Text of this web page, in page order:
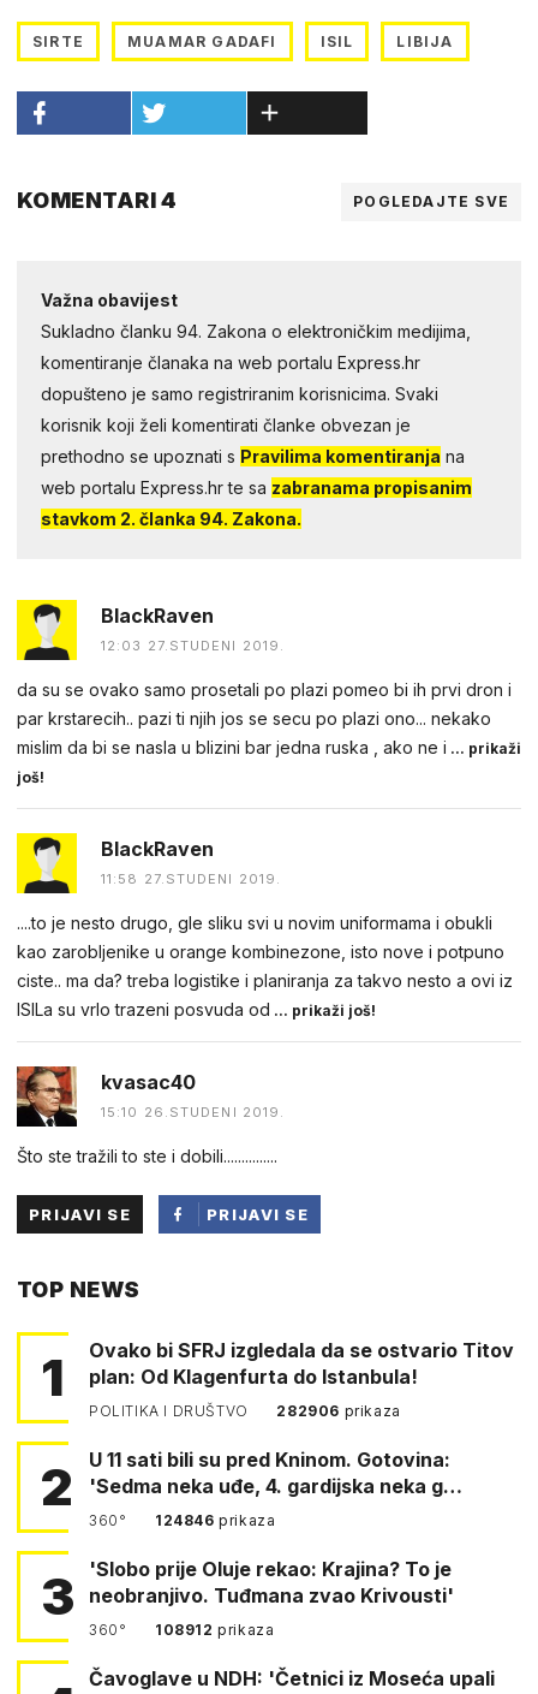
SIRTE MUAMAR GADAFI ISIL LIBIJA
KOMENTARI 4 POGLEDAJTE SVE
Važna obavijest
Sukladno članku 94. Zakona o elektroničkim medijima,
komentiranje članaka na web portalu Express.hr
dopušteno je samo registriranim korisnicima. Svaki
korisnik koji želi komentirati članke obvezan je
prethodno se upoznati s Pravilima komentiranja na
web portalu Express.hr te sa zabranama propisanim
stavkom 2. članka 94. Zakona.
BlackRaven
12:03 27.STUDENI 2019.
da su se ovako samo prosetali po plazi pomeo bi ih prvi dron i
par krstarecih.. pazi ti njih jos se secu po plazi ono... nekako
mislim da bi se nasla u blizini bar jedna ruska , ako ne i ... prikaži
još!
BlackRaven
11:58 27.STUDENI 2019.
....to je nesto drugo, gle sliku svi u novim uniformama i obukli
kao zarobljenike u orange kombinezone, isto nove i potpuno
ciste.. ma da? treba logistike i planiranja za takvo nesto a ovi iz
ISILa su vrlo trazeni posvuda od ... prikaži još!
kvasac40
15:10 26.STUDENI 2019.
Što ste tražili to ste i dobili...............
PRIJAVI SE
PRIJAVI SE
TOP NEWS
1
Ovako bi SFRJ izgledala da se ostvario Titov
plan: Od Klagenfurta do Istanbula!
POLITIKA I DRUŠTVO 282906 prikaza
2
U 11 sati bili su pred Kninom. Gotovina:
'Sedma neka uđe, 4. gardijska neka g…
360° 124846prikaza
3
'Slobo prije Oluje rekao: Krajina? To je
neobranjivo. Tuđmana zvao Krivousti'
360° 108912prikaza
Čavoglave u NDH: 'Četnici iz Moseća upali